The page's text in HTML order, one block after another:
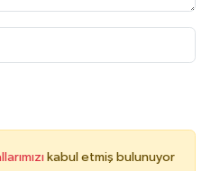
kabul etmiş bulunuyor